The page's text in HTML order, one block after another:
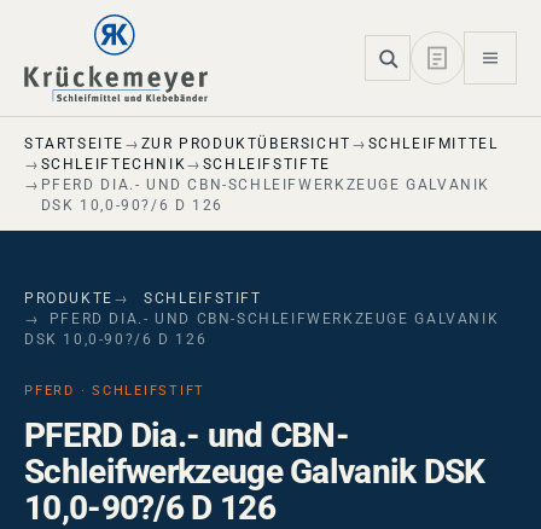
Skip to main navigation
Skip to main content
Skip to page footer
STARTSEITE ZUR PRODUKTÜBERSICHT
SCHLEIFMITTEL
SCHLEIFTECHNIK
SCHLEIFSTIFTE
PFERD DIA.- UND CBN-SCHLEIFWERKZEUGE GALVANIK
DSK 10,0-90?/6 D 126
PRODUKTE
SCHLEIFSTIFT
PFERD DIA.- UND CBN-SCHLEIFWERKZEUGE GALVANIK
DSK 10,0-90?/6 D 126
PFERD · SCHLEIFSTIFT
PFERD Dia.- und CBN-
Schleifwerkzeuge Galvanik DSK
10,0-90?/6 D 126